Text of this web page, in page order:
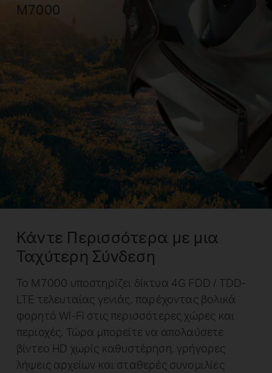
Μ7000
Κάντε Περισσότερα με μια
Ταχύτερη Σύνδεση
Το M7000 υποστηρίζει δίκτυα 4G FDD / TDD-
LTE τελευταίας γενιάς, παρέχοντας βολικά
φορητό Wi-Fi στις περισσότερες χώρες και
περιοχές. Τώρα μπορείτε να απολαύσετε
βίντεο HD χωρίς καθυστέρηση, γρήγορες
λήψεις αρχείων και σταθερές συνομιλίες